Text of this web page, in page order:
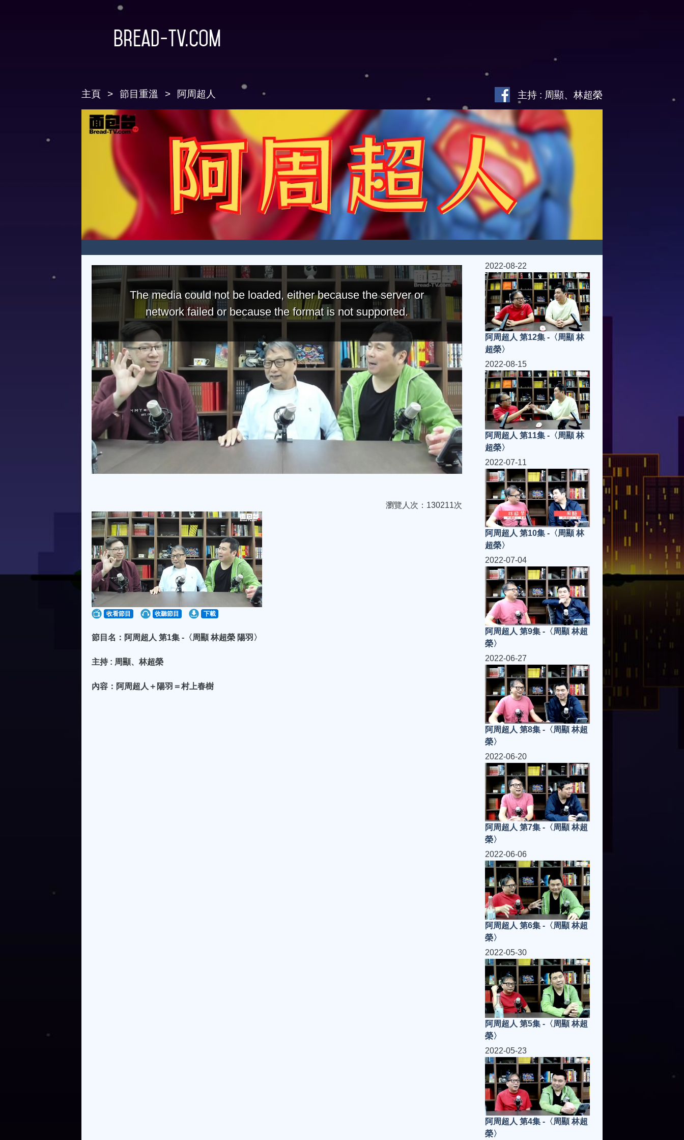
Bread-TV.com
主頁 節目重溫 阿周超人 主持 : 周顯、林超榮
The media could not be loaded, either because the server or
network failed or because the format is not supported.
瀏覽人次：130211次
收看節目 收聽節目 下載
節目名：阿周超人 第1集 -〈周顯 林超榮 陽羽〉
主持 : 周顯、林超榮
內容：阿周超人＋陽羽＝村上春樹
2022-08-22
阿周超人 第12集 -〈周顯 林
超榮〉
2022-08-15
阿周超人 第11集 -〈周顯 林
超榮〉
2022-07-11
阿周超人 第10集 -〈周顯 林
超榮〉
2022-07-04
阿周超人 第9集 -〈周顯 林超
榮〉
2022-06-27
阿周超人 第8集 -〈周顯 林超
榮〉
2022-06-20
阿周超人 第7集 -〈周顯 林超
榮〉
2022-06-06
阿周超人 第6集 -〈周顯 林超
榮〉
2022-05-30
阿周超人 第5集 -〈周顯 林超
榮〉
2022-05-23
阿周超人 第4集 -〈周顯 林超
榮〉